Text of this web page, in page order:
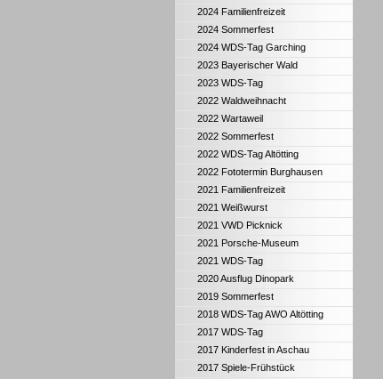
2024 Familienfreizeit
2024 Sommerfest
2024 WDS-Tag Garching
2023 Bayerischer Wald
2023 WDS-Tag
2022 Waldweihnacht
2022 Wartaweil
2022 Sommerfest
2022 WDS-Tag Altötting
2022 Fototermin Burghausen
2021 Familienfreizeit
2021 Weißwurst
2021 VWD Picknick
2021 Porsche-Museum
2021 WDS-Tag
2020 Ausflug Dinopark
2019 Sommerfest
2018 WDS-Tag AWO Altötting
2017 WDS-Tag
2017 Kinderfest in Aschau
2017 Spiele-Frühstück